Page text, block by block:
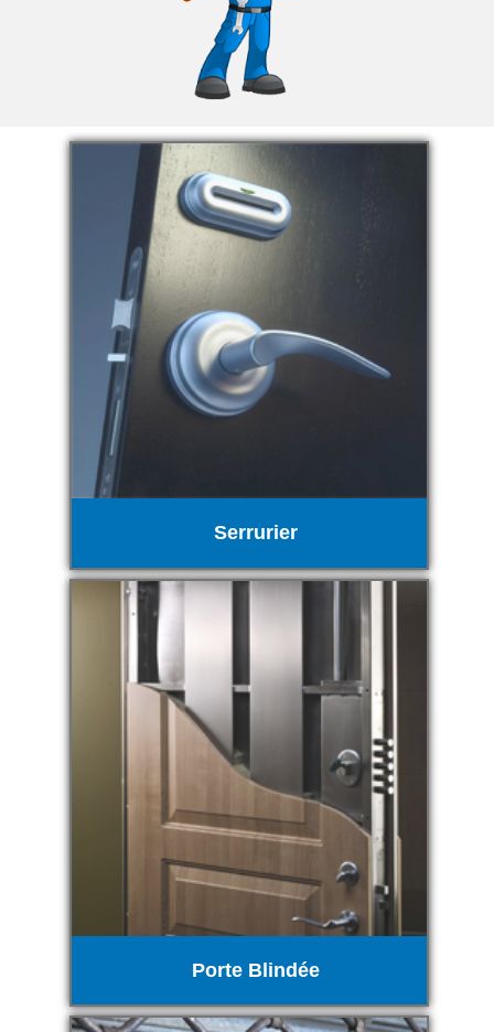
Serrurier
Porte Blindée